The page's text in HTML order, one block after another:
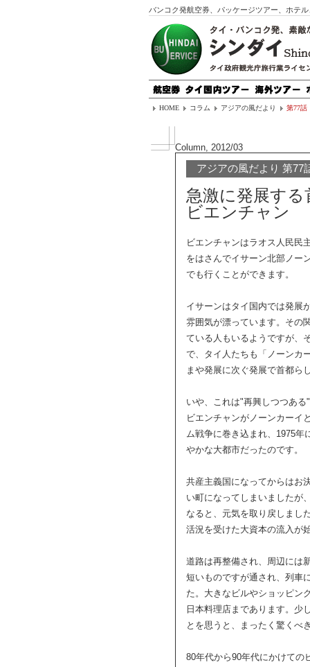
バンコク発航空券、パッケージツアー、ホテ
HOME コラム アジアの風だより 第77話
Column, 2012/03
アジアの風だより 第77
急激に発展する
ビエンチャン
ビエンチャンはラオス人民民
をはさんでイサーン北部ノー
でも行くことができます。
イサーンはタイ国内では発展
雰囲気が漂っています。そ
ている人もいるようですが、
で、タイ人たちも「ノーンカ
まや発展に次ぐ発展で首都ら
いや、これは"再興しつつあ
ビエンチャンがノーンカーイ
ム戦争に巻き込まれ、1975年
やかな大都市だったのです。
共産主義国になってからはお
い町になってしまいましたが
なると、元気を取り戻しまし
活況を受けた大資本の流入が
道路は再整備され、周辺には
短いものですが通され、列車
た。大きなビルやショッピン
日本料理店まであります。少
とを思うと、まったく驚くべ
80年代から90年代にかけての